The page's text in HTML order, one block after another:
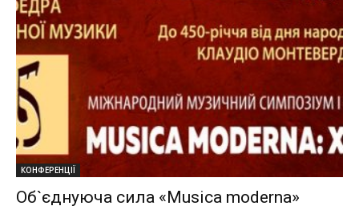
КОНФЕРЕНЦІЇ
Об`єднуюча сила «Musica moderna»